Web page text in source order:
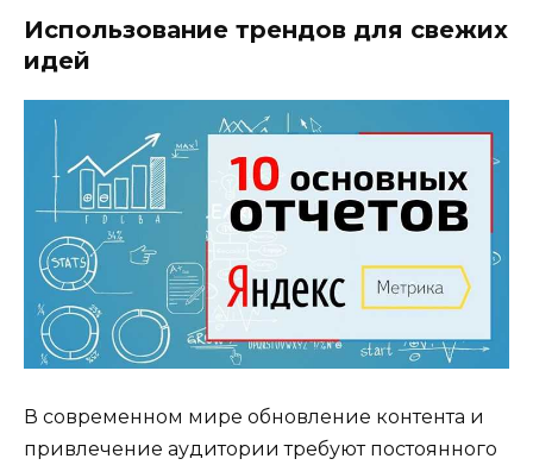
Использование трендов для свежих
идей
В современном мире обновление контента и
привлечение аудитории требуют постоянного